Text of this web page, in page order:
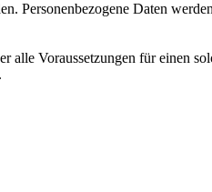
Personenbezogene Daten
Voraussetzungen für einen